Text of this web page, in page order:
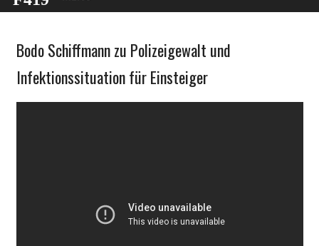
Gesellschaft
Bodo Schiffmann zu Polizeigewalt und
Infektionssituation für Einsteiger